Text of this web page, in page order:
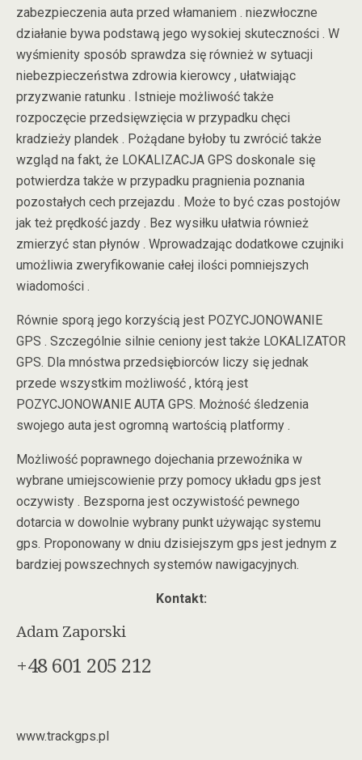
zabezpieczenia auta przed włamaniem . niezwłoczne
działanie bywa podstawą jego wysokiej skuteczności . W
wyśmienity sposób sprawdza się również w sytuacji
niebezpieczeństwa zdrowia kierowcy , ułatwiając
przyzwanie ratunku . Istnieje możliwość także
rozpoczęcie przedsięwzięcia w przypadku chęci
kradzieży plandek . Pożądane byłoby tu zwrócić także
wzgląd na fakt, że LOKALIZACJA GPS doskonale się
potwierdza także w przypadku pragnienia poznania
pozostałych cech przejazdu . Może to być czas postojów
jak też prędkość jazdy . Bez wysiłku ułatwia również
zmierzyć stan płynów . Wprowadzając dodatkowe czujniki
umożliwia zweryfikowanie całej ilości pomniejszych
wiadomości .
Równie sporą jego korzyścią jest POZYCJONOWANIE
GPS . Szczególnie silnie ceniony jest także LOKALIZATOR
GPS. Dla mnóstwa przedsiębiorców liczy się jednak
przede wszystkim możliwość , którą jest
POZYCJONOWANIE AUTA GPS. Możność śledzenia
swojego auta jest ogromną wartością platformy .
Możliwość poprawnego dojechania przewoźnika w
wybrane umiejscowienie przy pomocy układu gps jest
oczywisty . Bezsporna jest oczywistość pewnego
dotarcia w dowolnie wybrany punkt używając systemu
gps. Proponowany w dniu dzisiejszym gps jest jednym z
bardziej powszechnych systemów nawigacyjnych.
Kontakt:
Adam Zaporski
+48 601 205 212
www.trackgps.pl